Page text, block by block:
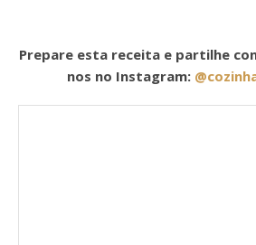
Prepare esta receita e partilhe
nos no Instagram: